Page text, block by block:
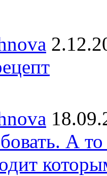
А